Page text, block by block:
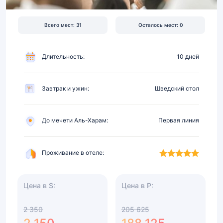
Всего мест: 31 Осталось мест: 0
Длительность: 10 дней
Завтрак и ужин: Шведский стол
До мечети Аль-Харам: Первая линия
Проживание в отеле:
Цена в $:
2 350
Цена в Р:
205 625
первой